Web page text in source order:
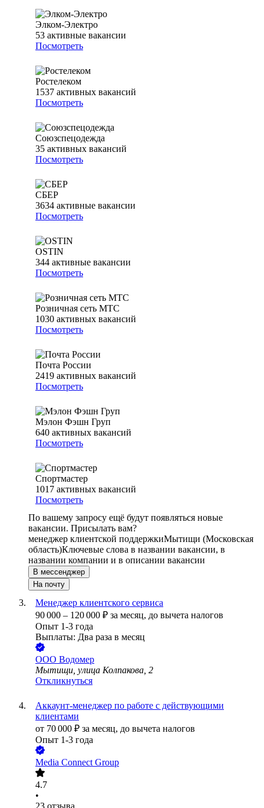
Элком-Электро
53 активные вакансии
Посмотреть
Ростелеком
1537 активных вакансий
Посмотреть
Союзспецодежда
35 активных вакансий
Посмотреть
СБЕР
3634 активные вакансии
Посмотреть
OSTIN
344 активные вакансии
Посмотреть
Розничная сеть МТС
1030 активных вакансий
Посмотреть
Почта России
2419 активных вакансий
Посмотреть
Мэлон Фэшн Груп
640 активных вакансий
Посмотреть
Спортмастер
1017 активных вакансий
Посмотреть
По вашему запросу ещё будут появляться новые
вакансии. Присылать вам?
менеджер клиентской поддержкиМытищи (Московская
область)Ключевые слова в названии вакансии, в
названии компании и в описании вакансии
В мессенджер
На почту
Менеджер клиентского сервиса
90 000 – 120 000 ₽ за месяц, до вычета налогов
Опыт 1-3 года
Выплаты: Два раза в месяц
ООО Водомер
Мытищи, улица Колпакова, 2
Откликнуться
Аккаунт-менеджер по работе с действующими
клиентами
от 70 000 ₽ за месяц, до вычета налогов
Опыт 1-3 года
Media Connect Group
4.7
•